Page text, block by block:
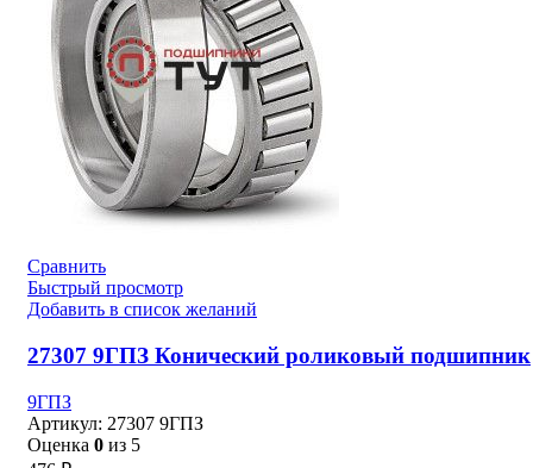
Сравнить
Быстрый просмотр
Добавить в список желаний
27307 9ГПЗ Конический роликовый подшипник
9ГПЗ
Артикул: 27307 9ГПЗ
Оценка 0 из 5